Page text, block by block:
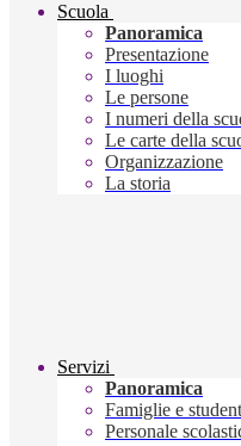
Scuola
Panoramica
Presentazione
I luoghi
Le persone
I numeri della
Le carte della
Organizzazione
La storia
Servizi
Panoramica
Famiglie e
Personale